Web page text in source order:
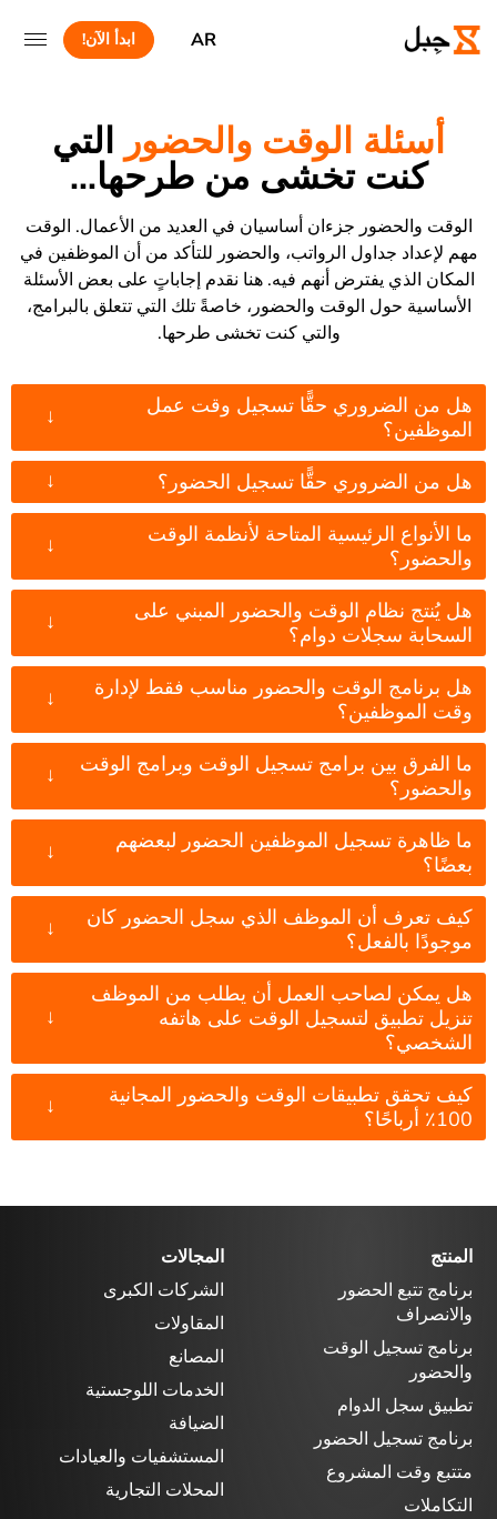
AR ابدأ الآن!
أسئلة الوقت والحضور التي
كنت تخشى من طرحها...
الوقت والحضور جزءان أساسيان في العديد من الأعمال. الوقت
مهم لإعداد جداول الرواتب، والحضور للتأكد من أن الموظفين في
المكان الذي يفترض أنهم فيه. هنا نقدم إجاباتٍ على بعض الأسئلة
الأساسية حول الوقت والحضور، خاصةً تلك التي تتعلق بالبرامج،
والتي كنت تخشى طرحها.
هل من الضروري حقًّا تسجيل وقت عمل
الموظفين؟
↓
هل من الضروري حقًّا تسجيل الحضور؟ ↓
ما الأنواع الرئيسية المتاحة لأنظمة الوقت
والحضور؟
↓
هل يُنتج نظام الوقت والحضور المبني على
السحابة سجلات دوام؟
↓
هل برنامج الوقت والحضور مناسب فقط لإدارة
وقت الموظفين؟
↓
ما الفرق بين برامج تسجيل الوقت وبرامج الوقت
والحضور؟
↓
ما ظاهرة تسجيل الموظفين الحضور لبعضهم
بعضًا؟
↓
كيف تعرف أن الموظف الذي سجل الحضور كان
موجودًا بالفعل؟
↓
هل يمكن لصاحب العمل أن يطلب من الموظف
تنزيل تطبيق لتسجيل الوقت على هاتفه
الشخصي؟
↓
كيف تحقق تطبيقات الوقت والحضور المجانية
100٪ أرباحًا؟
↓
المنتج
برنامج تتبع الحضور
والانصراف
برنامج تسجيل الوقت
والحضور
تطبيق سجل الدوام
برنامج تسجيل الحضور
متتبع وقت المشروع
التكاملات
المجالات
الشركات الكبرى
المقاولات
المصانع
الخدمات اللوجستية
الضيافة
المستشفيات والعيادات
المحلات التجارية